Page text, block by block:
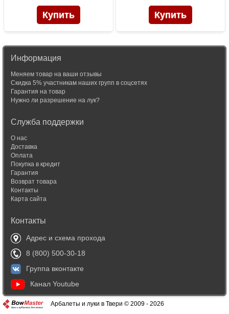
Информация
Меняем товар на ваши отзывы
Скидка 5% участникам наших групп в соцсетях
Гарантия на товар
Нужно ли разрешение на лук?
Служба поддержки
О нас
Доставка
Оплата
Покупка в кредит
Гарантия
Возврат товара
Контакты
Карта сайта
Контакты
Адрес и схема прохода
8 (800) 500-30-18
Группа вконтакте
Канал Youtube
Арбалеты и луки в Твери © 2009 - 2026